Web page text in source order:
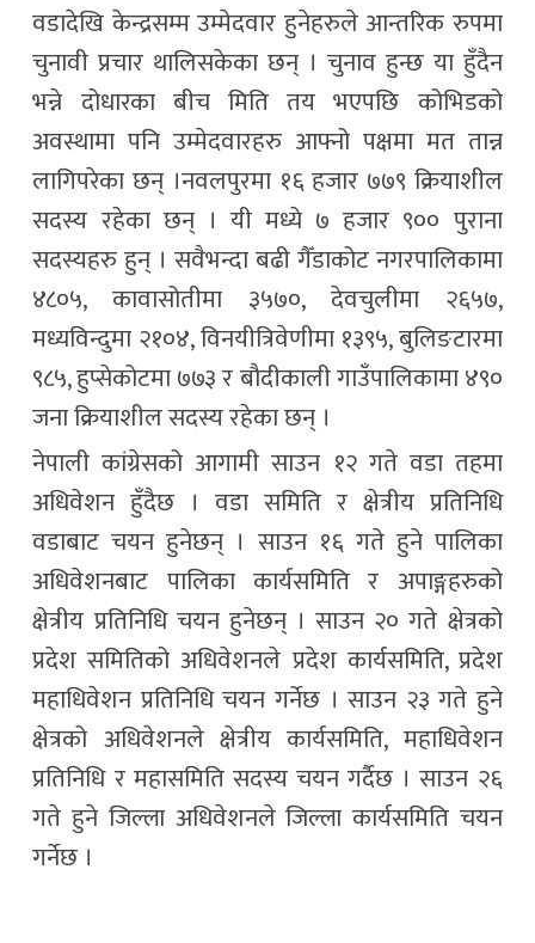
वडादेखि केन्द्रसम्म उम्मेदवार हुनेहरुले आन्तरिक रुपमा
चुनावी प्रचार थालिसकेका छन् । चुनाव हुन्छ या हुँदैन
भन्ने दोधारका बीच मिति तय भएपछि कोभिडको
अवस्थामा पनि उम्मेदवारहरु आफ्नो पक्षमा मत तान्न
लागिपरेका छन् ।नवलपुरमा १६ हजार ७७९ क्रियाशील
सदस्य रहेका छन् । यी मध्ये ७ हजार ९०० पुराना
सदस्यहरु हुन् । सवैभन्दा बढी गैँडाकोट नगरपालिकामा
४८०५, कावासोतीमा ३५७०, देवचुलीमा २६५७,
मध्यविन्दुमा २१०४, विनयीत्रिवेणीमा १३९५, बुलिङटारमा
९८५, हुप्सेकोटमा ७७३ र बौदीकाली गाउँपालिकामा ४९०
जना क्रियाशील सदस्य रहेका छन् ।
नेपाली कांग्रेसको आगामी साउन १२ गते वडा तहमा
अधिवेशन हुँदैछ । वडा समिति र क्षेत्रीय प्रतिनिधि
वडाबाट चयन हुनेछन् । साउन १६ गते हुने पालिका
अधिवेशनबाट पालिका कार्यसमिति र अपाङ्गहरुको
क्षेत्रीय प्रतिनिधि चयन हुनेछन् । साउन २० गते क्षेत्रको
प्रदेश समितिको अधिवेशनले प्रदेश कार्यसमिति, प्रदेश
महाधिवेशन प्रतिनिधि चयन गर्नेछ । साउन २३ गते हुने
क्षेत्रको अधिवेशनले क्षेत्रीय कार्यसमिति, महाधिवेशन
प्रतिनिधि र महासमिति सदस्य चयन गर्दैछ । साउन २६
गते हुने जिल्ला अधिवेशनले जिल्ला कार्यसमिति चयन
गर्नेछ ।